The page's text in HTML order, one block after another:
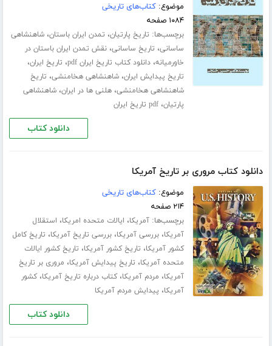
موضوع:کتاب‌های تاریخی
۱۰۸۴ صفحه
برچسب‌ها: تاریخ پارتیان، تمدن ایران باستان،شاهنشاهی
ساسانی، تاریخ ساسانی،نقش تمدن ایران باستان در
خاورمیانه،دانلود کتاب تاریخ ایران pdf ، تاریخ ایران،
تاریخ پیدایش ایران،شاهنشاهی هخامنشی، تاریخ
شاهنشاهی هخامنشی،هلنی ها در ایران،شاهنشاهی
پارتیان،pdf تاریخ ایران
دانلود کتاب
دانلود کتاب مروری بر تاریخ آمریکا
موضوع:کتاب‌های تاریخی
۲۱۴ صفحه
برچسب‌ها:آمریکا، ایالات متحده امریکا، استقلال
آمریکا،بررسی آمریکا،بررسی تاریخ آمریکا، تاریخ کامل
کشور آمریکا، تاریخ کشور آمریکا، تاریخ کشور ایالات
متحده آمریکا، تاریخ پیدایش آمریکا، مروری بر تاریخ
آمریکا، مردم آمریکا،کتاب درباره تاریخ آمریکا،کشور
آمریکا، پیدایش مردم آمریکا
دانلود کتاب